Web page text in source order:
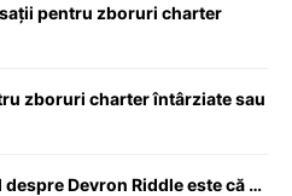
pentru zboruri charter
zboruri charter întârziate sau
despre Devron Riddle este că …